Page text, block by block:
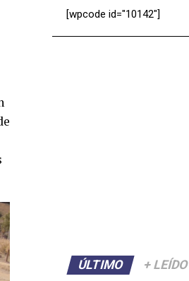
[wpcode id="10142"]
ÚLTIMO + LEÍDO